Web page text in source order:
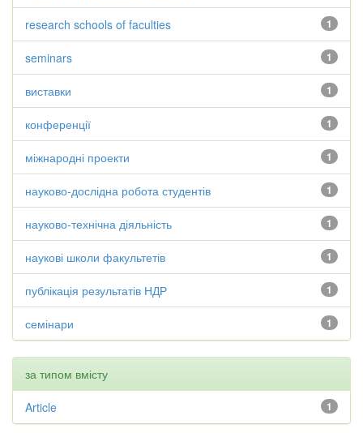
1
research schools of faculties
1
seminars
1
виставки
1
конференції
1
міжнародні проекти
1
науково-дослідна робота студентів
1
науково-технічна діяльність
1
наукові школи факультетів
1
публікація результатів НДР
1
семінари
за типом вмісту
1
Article